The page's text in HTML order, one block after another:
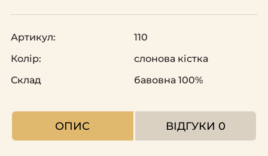
Артикул:
110
Колір:
слонова кістка
Склад
бавовна 100%
ОПИС ВІДГУКИ 0